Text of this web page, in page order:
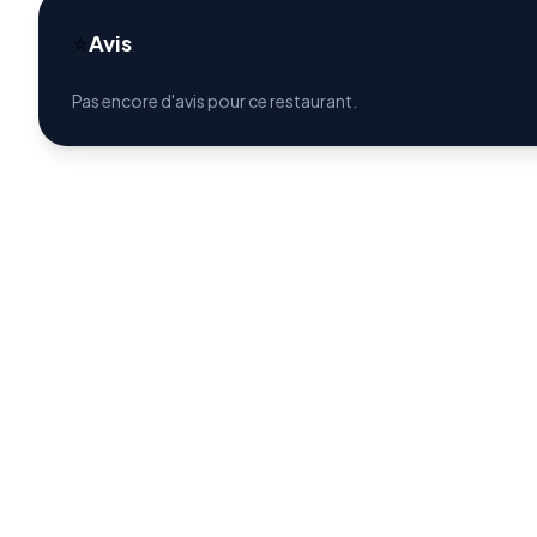
⭐Avis
Pas encore d'avis pour ce restaurant.